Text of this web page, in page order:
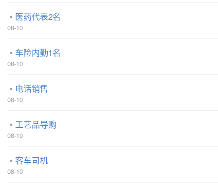
医药代表2名
08-10
车险内勤1名
08-10
电话销售
08-10
工艺品导购
08-10
客车司机
08-10